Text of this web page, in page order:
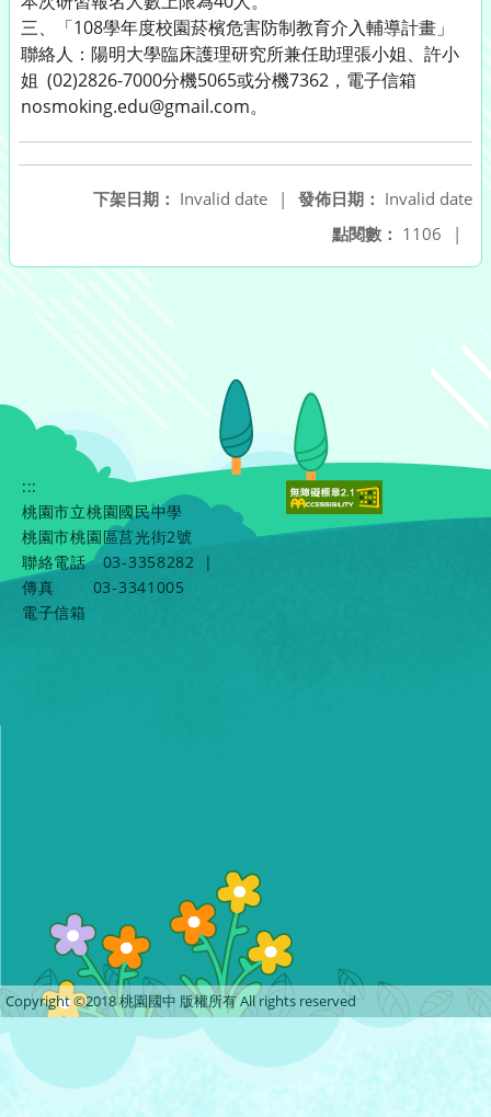
三、「108學年度校園菸檳危害防制教育介入輔導計畫」
聯絡人：陽明大學臨床護理研究所兼任助理張小姐、許小
姐 (02)2826-7000分機5065或分機7362，電子信箱
nosmoking.edu@gmail.com。
發佈日期： Invalid date
下架日期： Invalid date
|
點閱數： 1106 |
:::
桃園市立桃園國民中學
桃園市桃園區莒光街2號
聯絡電話
03-3358282
|
傳真
03-3341005
電子信箱
Copyright ©2018 桃園國中 版權所有 All rights reserved